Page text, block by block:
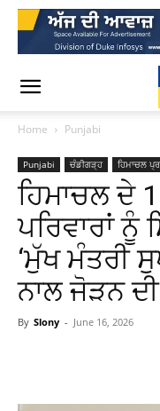
Home Punjabi
Punjabi ਚੰਡੀਗੜ੍ਹ ਹਿਮਾਚਲ
ਹਿਮਾਚਲ ਦੇ
ਪਰਿਵਾਰਾਂ ਨੂੰ
‘ਮੁੱਖ ਮੰਤਰੀ
ਨਾਲ ਜੋੜਨ
By Slony - June 16, 2026